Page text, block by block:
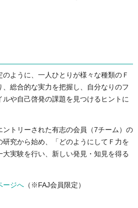
うに、一人ひとりが様々な種類のＦ
、総合的な実力を把握し、自分なりのフ
ルや自己啓発の課題を見つけるヒントに
トリーされた有志の会員（7チーム）の
究から始め、「どのようにしてＦ力を
実験を行い、新しい発見・知見を得る
ージへ （※FAJ会員限定）